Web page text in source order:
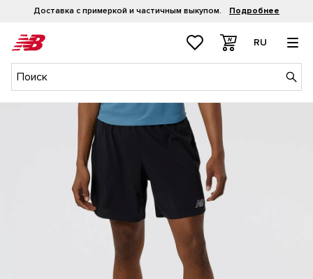
Доставка с примеркой и частичным выкупом. Подробнее
RU